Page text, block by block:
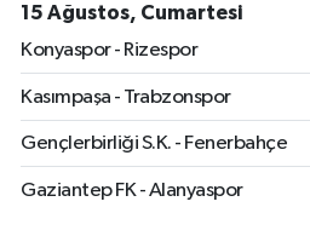
15 Ağustos, Cumartesi
Konyaspor - Rizespor
Kasımpaşa - Trabzonspor
Gençlerbirliği S.K. - Fenerbahçe
Gaziantep FK - Alanyaspor